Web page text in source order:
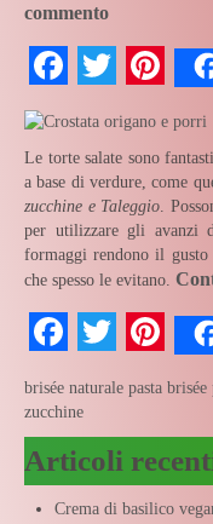
commento
Le torte salate sono
a base di verdure, come
zucchine e Taleggio.
per utilizzare gli avanzi
formaggi rendono il
che spesso le evitano.
brisée naturale pasta brisée
zucchine
Articoli
Crema di basilico